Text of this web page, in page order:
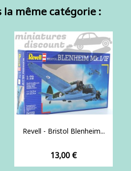
même catégorie :
Revell - Bristol Blenheim...
Prix
13,00 €